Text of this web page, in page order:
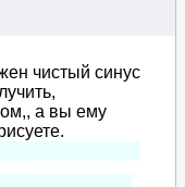
чистый синус
а вы ему